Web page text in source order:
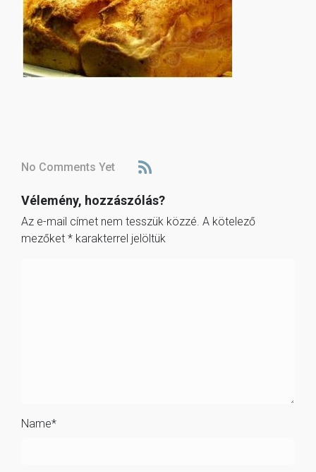
No Comments Yet
Vélemény, hozzászólás?
Az e-mail címet nem tesszük közzé. A kötelező
mezőket * karakterrel jelöltük
Name*